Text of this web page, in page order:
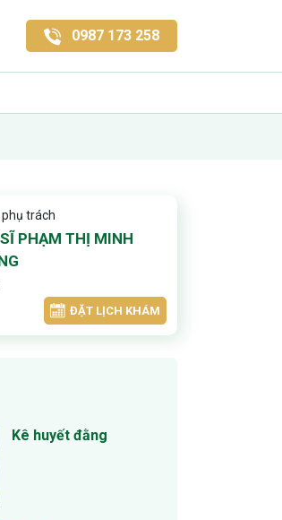
0987 173 258
phụ trách
PHẠM THỊ MINH
ĐẶT LỊCH KHÁM
Kê huyết đằng